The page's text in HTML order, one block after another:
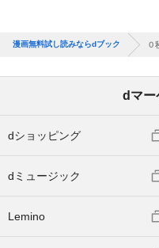
漫画無料試し読みならdブック ０
dマー
dショッピング
dミュージック
Lemino